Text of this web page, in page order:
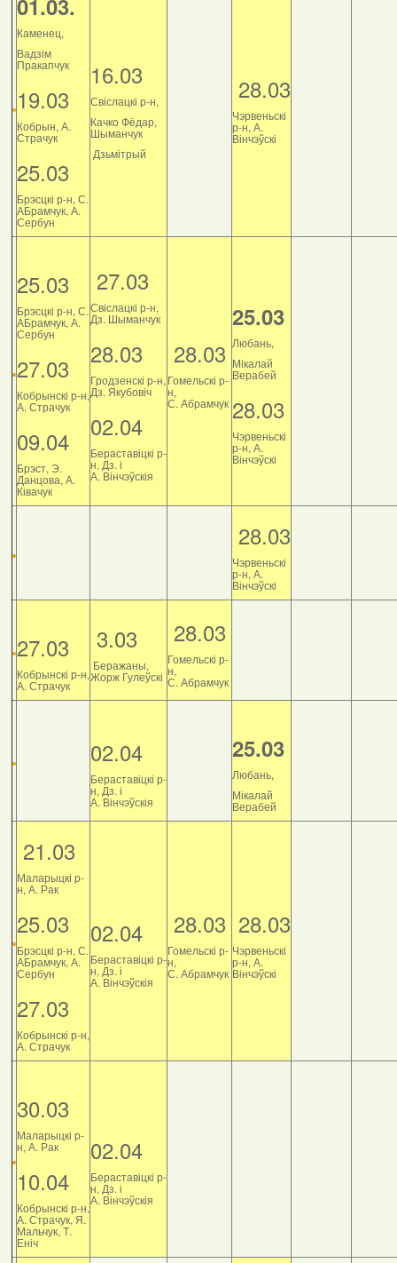
01.03.
Каменец,
Вадзім
Пракапчук
19.03
Кобрын, А.
Страчук
25.03
Брэсцкі р-н, С.
АБрамчук, А.
Сербун
16.03
Свіслацкі р-н,
Качко Фёдар,
Шыманчук
Дзьмітрый
28.03
Чэрвеньскі
р-н, А.
Вінчэўскі
25.03
Брэсцкі р-н, С.
АБрамчук, А.
Сербун
27.03
Кобрынскі р-н,
А. Страчук
09.04
Брэст, Э.
Данцова, А.
Ківачук
27.03
Свіслацкі р-н,
Дз. Шыманчук
28.03
Гродзенскі р-н,
Дз. Якубовіч
02.04
Бераставіцкі р-
н, Дз. і
А. Вінчэўскія
28.03
Гомельскі р-
н,
С. Абрамчук
25.03
Любань,
Мікалай
Верабей
28.03
Чэрвеньскі
р-н, А.
Вінчэўскі
28.03
Чэрвеньскі
р-н, А.
Вінчэўскі
27.03
Кобрынскі р-н,
А. Страчук
3.03
Беражаны,
Жорж Гулеўскі
28.03
Гомельскі р-
н,
С. Абрамчук
02.04
Бераставіцкі р-
н, Дз. і
А. Вінчэўскія
25.03
Любань,
Мікалай
Верабей
21.03
Маларыцкі р-
н, А. Рак
25.03
Брэсцкі р-н, С.
АБрамчук, А.
Сербун
27.03
Кобрынскі р-н,
А. Страчук
02.04
Бераставіцкі р-
н, Дз. і
А. Вінчэўскія
28.03
Гомельскі р-
н,
С. Абрамчук
28.03
Чэрвеньскі
р-н, А.
Вінчэўскі
30.03
Маларыцкі р-
н, А. Рак
10.04
Кобрынскі р-н,
А. Страчук, Я.
Мальчук, Т.
Еніч
02.04
Бераставіцкі р-
н, Дз. і
А. Вінчэўскія